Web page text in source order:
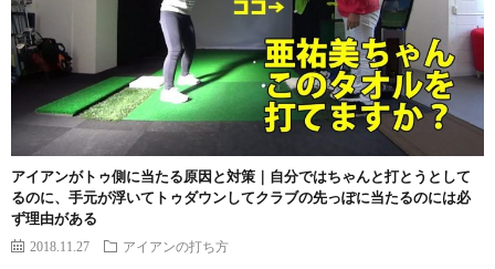
アイアンがトゥ側に当たる原因と対策｜自分ではちゃんと打とうとして
るのに、手元が浮いてトゥダウンしてクラブの先っぽに当たるのには必
ず理由がある
2018.11.27 アイアンの打ち方